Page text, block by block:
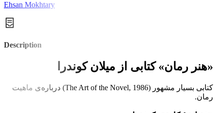
Ehsan Mokhtary
Description
«هنر رمان» کتابی از میلان کوندرا
کتابی بسیار مشهور (The Art of the Novel, 1986) درباره‌ی ماهیت
رمان.